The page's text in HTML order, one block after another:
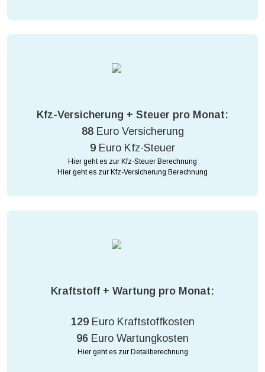
Kfz-Versicherung + Steuer pro Monat:
88 Euro Versicherung
9 Euro Kfz-Steuer
Hier geht es zur Kfz-Steuer Berechnung
Hier geht es zur Kfz-Versicherung Berechnung
Kraftstoff + Wartung pro Monat:
129 Euro Kraftstoffkosten
96 Euro Wartungkosten
Hier geht es zur Detailberechnung